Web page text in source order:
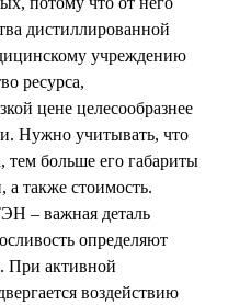
дистиллированной
учреждению
ресурса,
цене целесообразнее
Нужно учитывать, что
больше его габариты
а также стоимость.
– важная деталь
определяют
При активной
воздействию